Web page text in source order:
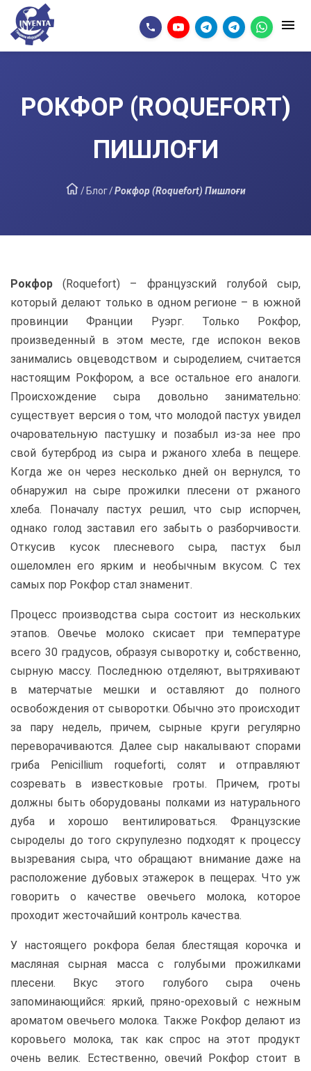
РОКФОР (ROQUEFORT)
ПИШЛОҒИ
/ Блог/Рокфор (Roquefort) Пишлоғи
Рокфор (Roquefort) – французский голубой сыр,
который делают только в одном регионе – в южной
провинции Франции Руэрг. Только Рокфор,
произведенный в этом месте, где испокон веков
занимались овцеводством и сыроделием, считается
настоящим Рокфором, а все остальное его аналоги.
Происхождение сыра довольно занимательно:
существует версия о том, что молодой пастух увидел
очаровательную пастушку и позабыл из-за нее про
свой бутерброд из сыра и ржаного хлеба в пещере.
Когда же он через несколько дней он вернулся, то
обнаружил на сыре прожилки плесени от ржаного
хлеба. Поначалу пастух решил, что сыр испорчен,
однако голод заставил его забыть о разборчивости.
Откусив кусок плесневого сыра, пастух был
ошеломлен его ярким и необычным вкусом. С тех
самых пор Рокфор стал знаменит.
Процесс производства сыра состоит из нескольких
этапов. Овечье молоко скисает при температуре
всего 30 градусов, образуя сыворотку и, собственно,
сырную массу. Последнюю отделяют, вытряхивают
в матерчатые мешки и оставляют до полного
освобождения от сыворотки. Обычно это происходит
за пару недель, причем, сырные круги регулярно
переворачиваются. Далее сыр накалывают спорами
гриба Penicillium roqueforti, солят и отправляют
созревать в известковые гроты. Причем, гроты
должны быть оборудованы полками из натурального
дуба и хорошо вентилироваться. Французские
сыроделы до того скрупулезно подходят к процессу
вызревания сыра, что обращают внимание даже на
расположение дубовых этажерок в пещерах. Что уж
говорить о качестве овечьего молока, которое
проходит жесточайший контроль качества.
У настоящего рокфора белая блестящая корочка и
масляная сырная масса с голубыми прожилками
плесени. Вкус этого голубого сыра очень
запоминающийся: яркий, пряно-ореховый с нежным
ароматом овечьего молока. Также Рокфор делают из
коровьего молока, так как спрос на этот продукт
очень велик. Естественно, овечий Рокфор стоит в